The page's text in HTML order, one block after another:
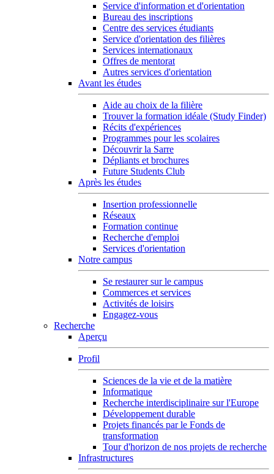
Service d'information et d'orientation
Bureau des inscriptions
Centre des services étudiants
Service d'orientation des filières
Services internationaux
Offres de mentorat
Autres services d'orientation
Avant les études
Aide au choix de la filière
Trouver la formation idéale (Study Finder)
Récits d'expériences
Programmes pour les scolaires
Découvrir la Sarre
Dépliants et brochures
Future Students Club
Après les études
Insertion professionnelle
Réseaux
Formation continue
Recherche d'emploi
Services d'orientation
Notre campus
Se restaurer sur le campus
Commerces et services
Activités de loisirs
Engagez-vous
Recherche
Aperçu
Profil
Sciences de la vie et de la matière
Informatique
Recherche interdisciplinaire sur l'Europe
Développement durable
Projets financés par le Fonds de
transformation
Tour d'horizon de nos projets de recherche
Infrastructures